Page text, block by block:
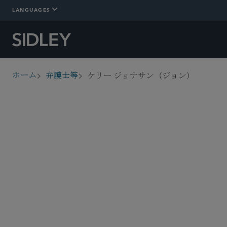
LANGUAGES
breadcrumbs
ホーム 弁護士等 ケリー ジョナサン（ジョン）